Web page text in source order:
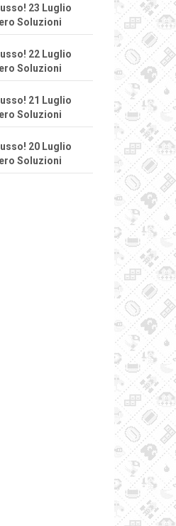
23 Luglio
Soluzioni
22 Luglio
Soluzioni
21 Luglio
Soluzioni
20 Luglio
Soluzioni